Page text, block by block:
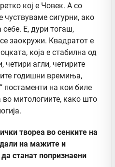
кој е Човек. А со
сигурни, ако
Е, дури тогаш,
заокружи. Квадратот е
која е стабилна од
четири агли, четирите
годишни времиња,
постаменти на кои биле
во митологиите, како што
твореа во сенките на
на мажите и
станат попризнаени